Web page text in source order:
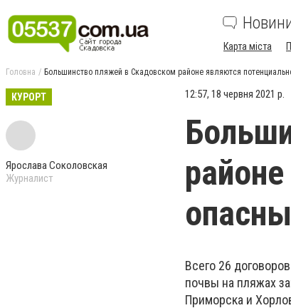
Карта міста
Головна Большинство пляжей в Скадовском районе являются
КУРОРТ
Ярослава Соколовская
Журналист
12:57, 18 червня 2021 р.
Всего 26
почвы на пляжах
Приморска и